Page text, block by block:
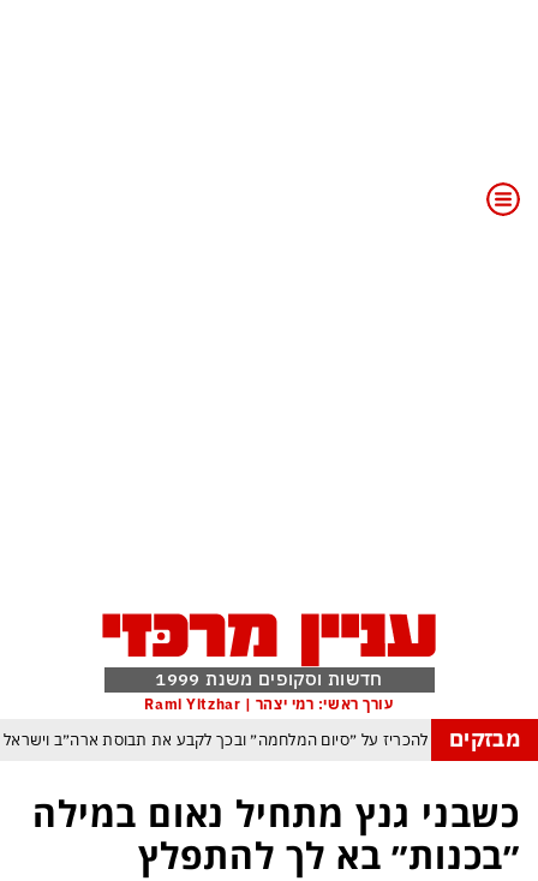
חדשות וסקופים משנת 1999
עורך ראשי: רמי יצהר | Rami Yitzhar
מבזקים
וטראמפ שוקל להכריז על ״סיום המלחמה״ ובכך לקבע את תבוסת ארה״ב וישראל
ארדואן, בן סלמן ופקיסטן נחתמה בקריאה לעולם המוסלמי כולו להתאחד נגד ישראל
משבר האקלים הפך איום ממשי מיידי על מיליארדי בני אדם
כשבני גנץ מתחיל נאום במילה
״בכנות״ בא לך להתפלץ